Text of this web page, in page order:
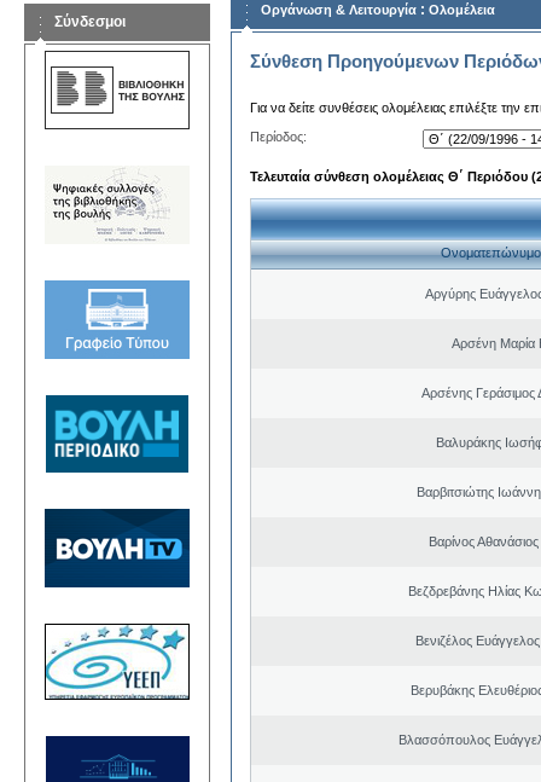
Σύνδεσμοι
Οργάνωση & Λειτουργία : Ολομέλεια
Σύνθεση Προηγούμενων
Για να δείτε συνθέσεις ολομέλειας επιλέξτε την
Περίοδος:
Τελευταία σύνθεση ολομέλειας Θ΄ Περιόδου
Ονοματεπώνυμο
Αργύρης
Αρσένη Μαρία
Αρσένης Γεράσιμος
Βαλυράκης
Βαρβιτσιώτης
Βαρίνος
Βεζδρεβάνης Ηλίας
Βενιζέλος
Βερυβάκης
Βλασσόπουλος